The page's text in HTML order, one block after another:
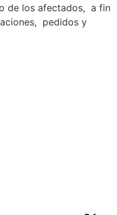
de los afectados, a fin
pedidos y